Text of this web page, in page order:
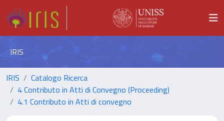
IRIS
IRIS
Catalogo Ricerca
4 Contributo in Atti di Convegno (Proceeding)
4.1 Contributo in Atti di convegno